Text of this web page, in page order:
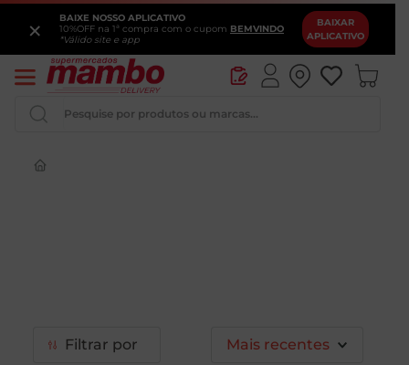
BAIXE NOSSO APLICATIVO
10%OFF na 1ª compra com o cupom BEMVINDO
*Válido site e app
BAIXAR
APLICATIVO
×
Pesquise por produtos ou marcas...
Filtrar Mais recentes